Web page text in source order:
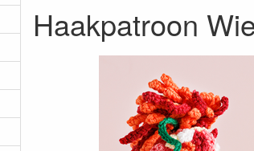
Haakpatroon